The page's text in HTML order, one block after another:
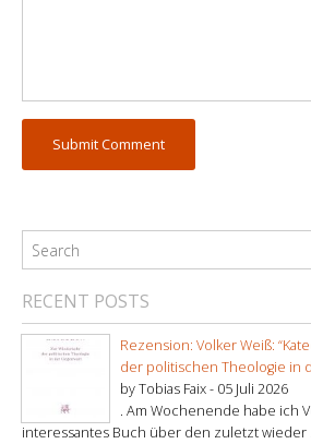
RECENT POSTS
Rezension: Volker Weiß:
der politischen Theologie in
by Tobias Faix - 05 Juli 2026
. Am Wochenende habe ich
interessantes Buch über den zuletzt wieder